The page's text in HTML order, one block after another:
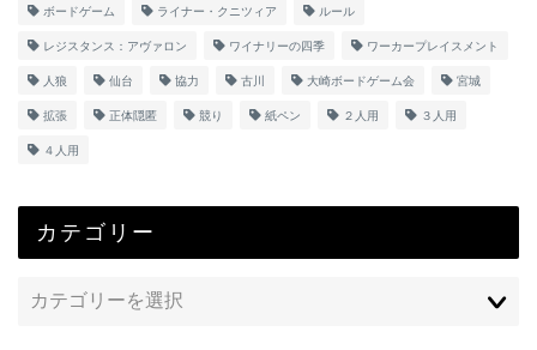
ボードゲーム ライナー・クニツィア ルール
レジスタンス：アヴァロン ワイナリーの四季 ワーカープレイスメント
人狼 仙台 協力 古川 大崎ボードゲーム会 宮城
拡張 正体隠匿 競り 紙ペン ２人用 ３人用
４人用
カテゴリー